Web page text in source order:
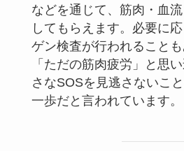
などを通じて、筋肉・血
してもらえます。必要に
ゲン検査が行われることも
「ただの筋肉疲労」と思
さなSOSを見逃さないこ
一歩だと言われています。